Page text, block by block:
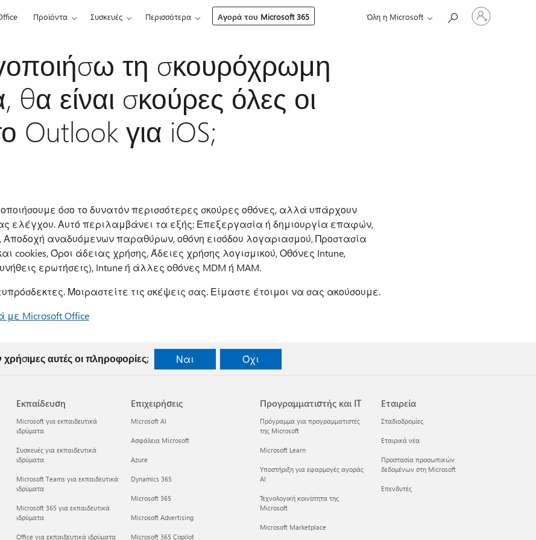
Προϊόντα Συσκευές Περισσότερα Αγορά του Microsoft 365 Όλη η Microsoft
Είσοδος
στον
τη σκουρόχρωμη
θα είναι σκούρες όλες οι
Outlook για iOS;
όσο το δυνατόν περισσότερες σκούρες οθόνες, αλλά υπάρχουν
ελέγχου. Αυτό περιλαμβάνει τα εξής: Επεξεργασία ή δημιουργία επαφών,
Αποδοχή αναδυόμενων παραθύρων, οθόνη εισόδου λογαριασμού, Προστασία
cookies, Όροι άδειας χρήσης, Άδειες χρήσης λογισμικού, Οθόνες Intune,
ερωτήσεις), Intune ή άλλες οθόνες MDM ή MAM.
Μοιραστείτε τις σκέψεις σας. Είμαστε έτοιμοι να σας ακούσουμε.
με Microsoft Office
αυτές οι πληροφορίες; Ναι Όχι
Εκπαίδευση
Microsoft για εκπαιδευτικά
ιδρύματα
Συσκευές για εκπαιδευτικά
ιδρύματα
Microsoft Teams για εκπαιδευτικά
ιδρύματα
Microsoft 365 για εκπαιδευτικά
ιδρύματα
Office για εκπαιδευτικά ιδρύματα
Επιχειρήσεις
Microsoft AI
Ασφάλεια Microsoft
Azure
Dynamics 365
Microsoft 365
Microsoft Advertising
Microsoft 365 Copilot
Προγραμματιστής και IT
Πρόγραμμα για προγραμματιστές
της Microsoft
Microsoft Learn
Υποστήριξη για εφαρμογές αγοράς
AI
Τεχνολογική κοινότητα της
Microsoft
Microsoft Marketplace
Εταιρεία
Σταδιοδρομίες
Εταιρικά νέα
Προστασία προσωπικών
δεδομένων στη Microsoft
Επενδυτές